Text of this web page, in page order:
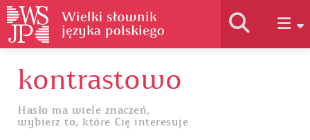
Historia słownika
Jak korzystać
kontrastowo
Hasło ma wiele znaczeń,
wybierz to, które Cię interesuje